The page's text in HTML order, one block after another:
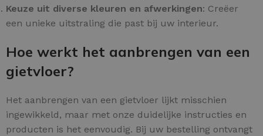
Keuze uit diverse kleuren en afwerkingen: Creëer
een unieke uitstraling die past bij uw interieur.
Hoe werkt het aanbrengen van een
gietvloer?
Het aanbrengen van een gietvloer lijkt misschien
ingewikkeld, maar met onze duidelijke instructies en
producten is het eenvoudig. Bij uw bestelling ontvangt